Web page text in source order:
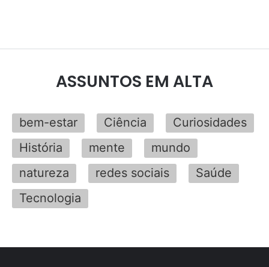
ASSUNTOS EM ALTA
bem-estar Ciência
Curiosidades
História
mente
mundo
natureza
redes sociais
Saúde
Tecnologia